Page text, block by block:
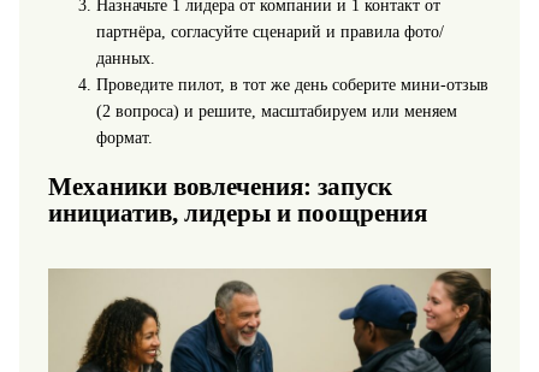
Назначьте 1 лидера от компании и 1 контакт от
партнёра, согласуйте сценарий и правила фото/
данных.
Проведите пилот, в тот же день соберите мини-отзыв
(2 вопроса) и решите, масштабируем или меняем
формат.
Механики вовлечения: запуск
инициатив, лидеры и поощрения